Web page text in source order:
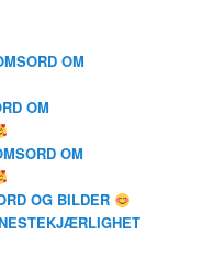
OM
OM
OM
OG BILDER